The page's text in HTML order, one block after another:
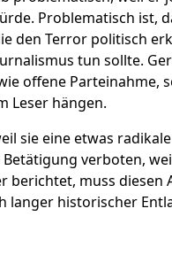
Problematisch ist,
den Terror politisch
tun sollte.
offene Parteinahme,
Leser hängen.
sie eine etwas radikale
verboten,
muss diesen
langer historischer